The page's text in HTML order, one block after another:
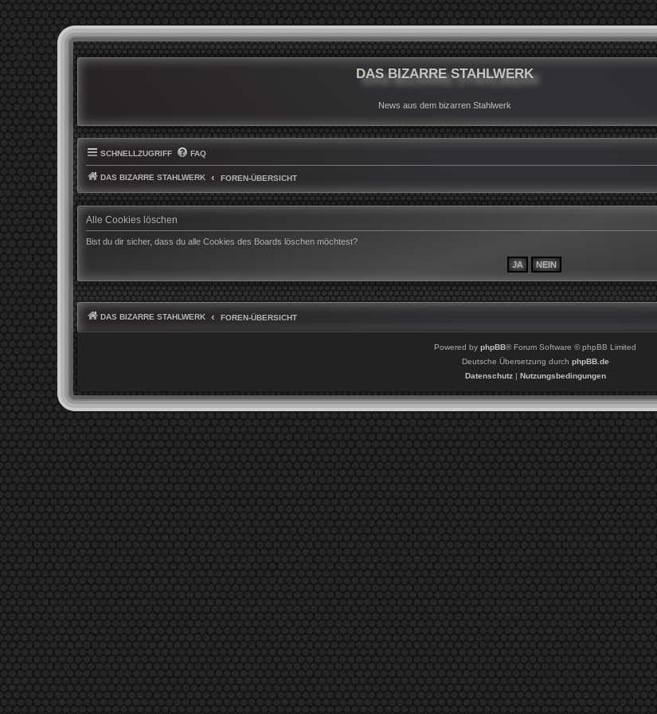
DAS BIZARRE STAHLWERK
News aus dem bizarren Stahlwerk
SCHNELLZUGRIFF FAQ
DAS BIZARRE STAHLWERK FOREN-ÜBERSICHT
Alle Cookies löschen
Bist du dir sicher, dass du alle Cookies des Boards löschen möchtest?
DAS BIZARRE STAHLWERK FOREN-ÜBERSICHT
Powered by phpBB® Forum Software © phpBB Limited
Deutsche Übersetzung durch phpBB.de
Datenschutz| Nutzungsbedingungen